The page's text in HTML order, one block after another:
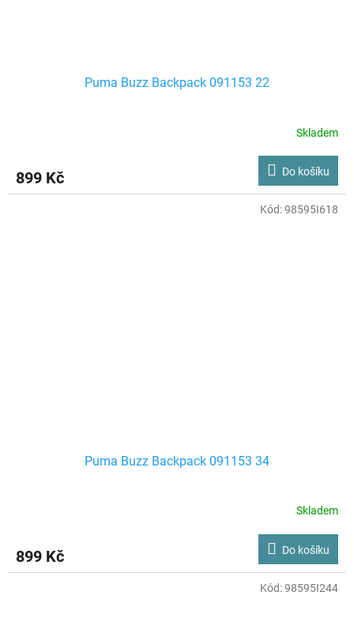
Puma Buzz Backpack 091153 22
Skladem
899 Kč Do košíku
Puma Buzz Backpack 091153 34
Skladem
899 Kč Do košíku
Kód:98595I618
Kód:98595I244